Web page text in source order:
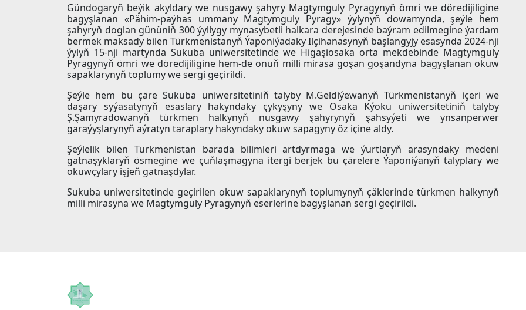
Gündogaryň beýik akyldary we nusgawy şahyry Magtymguly Pyragynyň ömri we döredijiligine
bagyşlanan «Pähim-paýhas ummany Magtymguly Pyragy» ýylynyň dowamynda, şeýle hem
şahyryň doglan gününiň 300 ýyllygy mynasybetli halkara derejesinde baýram edilmegine ýardam
bermek maksady bilen Türkmenistanyň Ýaponiýadaky Ilçihanasynyň başlangyjy esasynda 2024-nji
ýylyň 15-nji martynda Sukuba uniwersitetinde we Higaşiosaka orta mekdebinde Magtymguly
Pyragynyň ömri we döredijiligine hem-de onuň milli mirasa goşan goşandyna bagyşlanan okuw
sapaklarynyň toplumy we sergi geçirildi.
Şeýle hem bu çäre Sukuba uniwersitetiniň talyby M.Geldiýewanyň Türkmenistanyň içeri we
daşary syýasatynyň esaslary hakyndaky çykyşyny we Osaka Kýoku uniwersitetiniň talyby
Ş.Şamyradowanyň türkmen halkynyň nusgawy şahyrynyň şahsyýeti we ynsanperwer
garaýyşlarynyň aýratyn taraplary hakyndaky okuw sapagyny öz içine aldy.
Şeýlelik bilen Türkmenistan barada bilimleri artdyrmaga we ýurtlaryň arasyndaky medeni
gatnaşyklaryň ösmegine we çuňlaşmagyna itergi berjek bu çärelere Ýaponiýanyň talyplary we
okuwçylary işjeň gatnaşdylar.
Sukuba uniwersitetinde geçirilen okuw sapaklarynyň toplumynyň çäklerinde türkmen halkynyň
milli mirasyna we Magtymguly Pyragynyň eserlerine bagyşlanan sergi geçirildi.